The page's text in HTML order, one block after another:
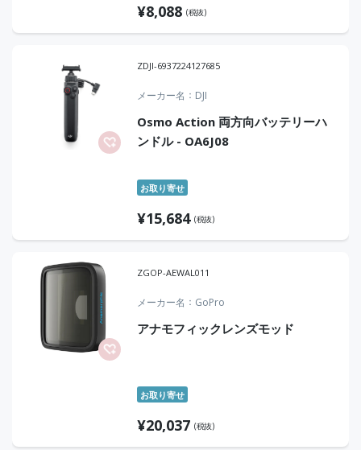
¥8,088 (税抜)
ZDJI-6937224127685
メーカー名 DJI
Osmo Action 両方向バッテリーハ
ンドル - OA6J08
お取り寄せ
¥15,684 (税抜)
ZGOP-AEWAL011
メーカー名 GoPro
アナモフィックレンズモッド
お取り寄せ
¥20,037 (税抜)